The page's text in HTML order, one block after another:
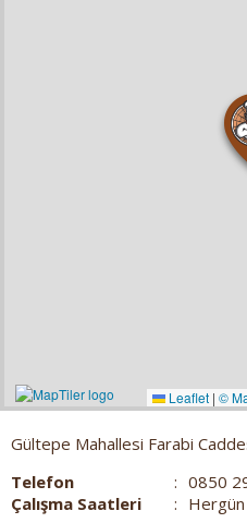
Leaflet | ©
Gültepe Mahallesi Farabi
Telefon
: 0850
Çalışma Saatleri
: